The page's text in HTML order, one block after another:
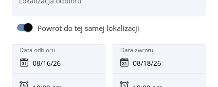
Powrót do tej samej lokalizacji
Data odbioru Data zwrotu